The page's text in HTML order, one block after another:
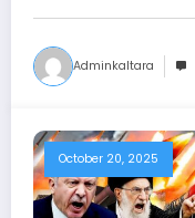
Adminkaltara
October 20, 2025